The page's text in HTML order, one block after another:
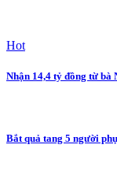
Hot
Nhận 14,4 tỷ đồng từ bà
Bắt quả tang 5 người